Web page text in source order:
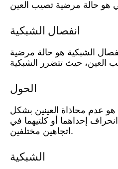
انفصال الشبكية
الشبكية هو حالة مرضية
الحول
هو عدم محاذاة العينين بشكل
إحداهما أو كلتيهما في
اتجاهين مختلفين.
الشبكية